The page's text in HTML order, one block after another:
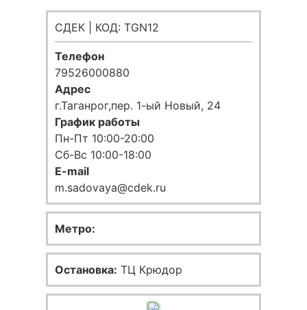
СДЕК | КОД: TGN12
Телефон
79526000880
Адрес
г.Таганрог,пер. 1-ый Новый, 24
График работы
Пн-Пт 10:00-20:00
Сб-Вс 10:00-18:00
E-mail
m.sadovaya@cdek.ru
Метро:
Остановка: ТЦ Крюдор